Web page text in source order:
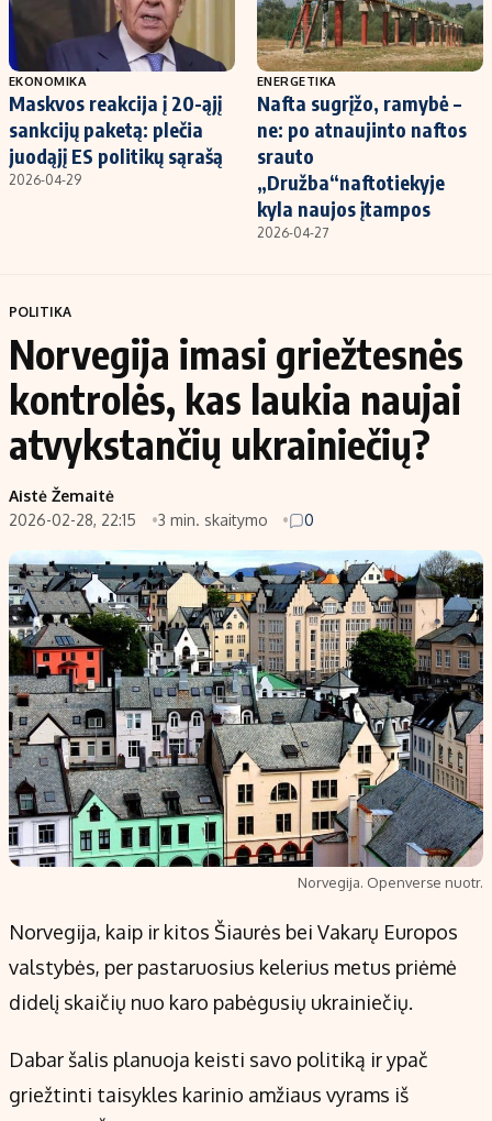
EKONOMIKA
Maskvos reakcija į 20-ąjį
sankcijų paketą: plečia
juodąjį ES politikų sąrašą
2026-04-29
ENERGETIKA
Nafta sugrįžo, ramybė –
ne: po atnaujinto naftos
srauto
„Družba“naftotiekyje
kyla naujos įtampos
2026-04-27
POLITIKA
Norvegija imasi griežtesnės
kontrolės, kas laukia naujai
atvykstančių ukrainiečių?
Aistė Žemaitė
2026-02-28, 22:15
3 min. skaitymo 0
Norvegija. Openverse nuotr.
Norvegija, kaip ir kitos Šiaurės bei Vakarų Europos
valstybės, per pastaruosius kelerius metus priėmė
didelį skaičių nuo karo pabėgusių ukrainiečių.
Dabar šalis planuoja keisti savo politiką ir ypač
griežtinti taisykles karinio amžiaus vyrams iš